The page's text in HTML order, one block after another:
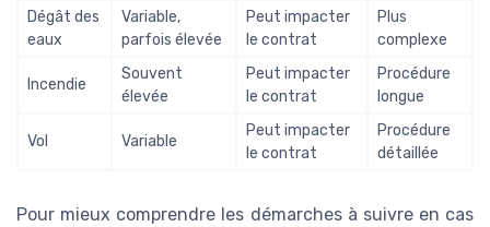
Dégât des
eaux
Variable,
parfois élevée
Peut impacter
le contrat
Plus
complexe
Incendie
Souvent
élevée
Peut impacter
le contrat
Procédure
longue
Vol Variable
Peut impacter
le contrat
Procédure
détaillée
Pour mieux comprendre les démarches à suivre en cas